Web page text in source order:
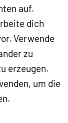
auf.
dich
Verwende
zu
erzeugen.
um die